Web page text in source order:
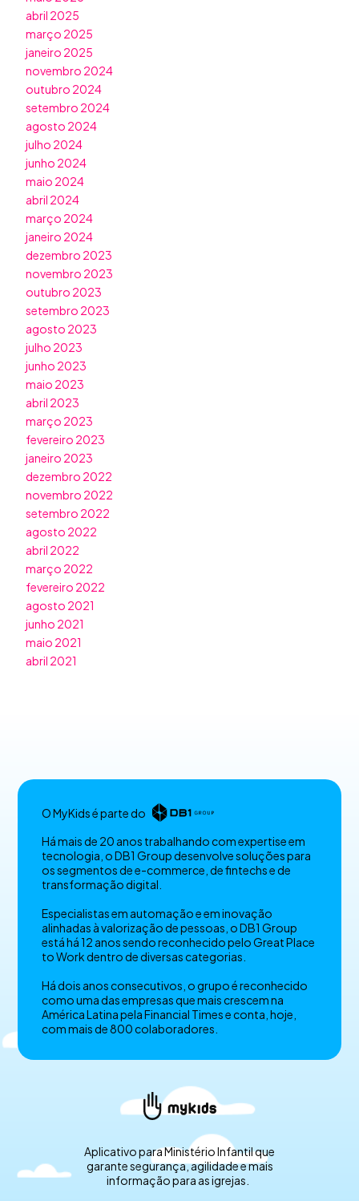
abril 2025
março 2025
janeiro 2025
novembro 2024
outubro 2024
setembro 2024
agosto 2024
julho 2024
junho 2024
maio 2024
abril 2024
março 2024
janeiro 2024
dezembro 2023
novembro 2023
outubro 2023
setembro 2023
agosto 2023
julho 2023
junho 2023
maio 2023
abril 2023
março 2023
fevereiro 2023
janeiro 2023
dezembro 2022
novembro 2022
setembro 2022
agosto 2022
abril 2022
março 2022
fevereiro 2022
agosto 2021
junho 2021
maio 2021
abril 2021
O MyKids é parte do
Há mais de 20 anos trabalhando com expertise em
tecnologia, o DB1 Group desenvolve soluções para
os segmentos de e-commerce, de fintechs e de
transformação digital.
Especialistas em automação e em inovação
alinhadas à valorização de pessoas, o DB1 Group
está há 12 anos sendo reconhecido pelo Great Place
to Work dentro de diversas categorias.
Há dois anos consecutivos, o grupo é reconhecido
como uma das empresas que mais crescem na
América Latina pela Financial Times e conta, hoje,
com mais de 800 colaboradores.
Aplicativo para Ministério Infantil que
garante segurança, agilidade e mais
informação para as igrejas.